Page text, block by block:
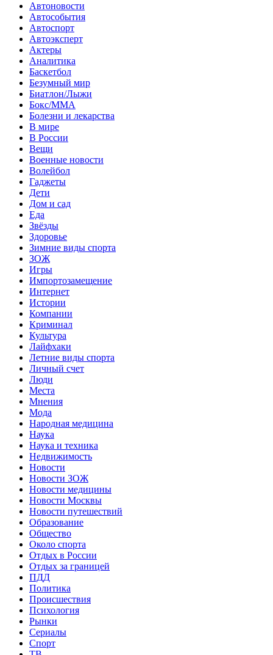
Автоновости
Автособытия
Автоспорт
Автоэксперт
Актеры
Аналитика
Баскетбол
Безумный мир
Биатлон/Лыжи
Бокс/MMA
Болезни и лекарства
В мире
В России
Вещи
Военные новости
Волейбол
Гаджеты
Дети
Дом и сад
Еда
Звёзды
Здоровье
Зимние виды спорта
ЗОЖ
Игры
Импортозамещение
Интернет
Истории
Компании
Криминал
Культура
Лайфхаки
Летние виды спорта
Личный счет
Люди
Места
Мнения
Мода
Народная медицина
Наука
Наука и техника
Недвижимость
Новости
Новости ЗОЖ
Новости медицины
Новости Москвы
Новости путешествий
Образование
Общество
Около спорта
Отдых в России
Отдых за границей
ПДД
Политика
Происшествия
Психология
Рынки
Сериалы
Спорт